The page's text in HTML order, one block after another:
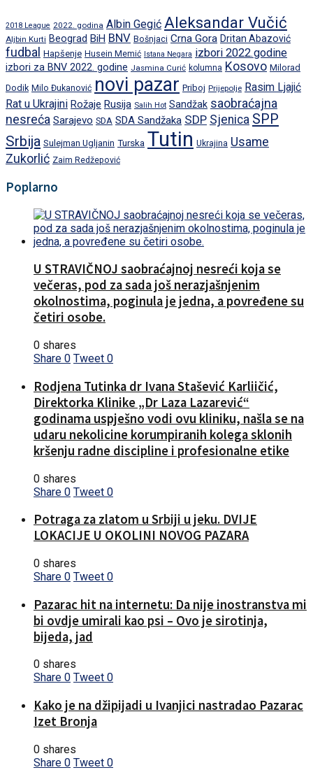
2018 League 2022. godina Albin Gegić Aleksandar Vučić
Aljbin Kurti Beograd BiH BNV Bošnjaci Crna Gora Dritan Abazović
fudbal Hapšenje Husein Memić Istana Negara izbori 2022.godine
izbori za BNV 2022. godine Jasmina Curić kolumna Kosovo Milorad
Dodik Milo Đukanović novi pazar Priboj Prijepolje Rasim Ljajić
Rat u Ukrajini Rožaje Rusija Salih Hot Sandžak saobraćajna
nesreća Sarajevo SDA SDA Sandžaka SDP Sjenica SPP
Srbija Sulejman Ugljanin Turska Tutin Ukrajina Usame
Zukorlić Zaim Redžepović
Poplarno
U STRAVIČNOJ saobraćajnoj nesreći koja se
večeras, pod za sada još nerazjašnjenim
okolnostima, poginula je jedna, a povređene su
četiri osobe.
0 shares
Share 0 Tweet 0
Rodjena Tutinka dr Ivana Stašević Karliičić,
Direktorka Klinike „Dr Laza Lazarević“
godinama uspješno vodi ovu kliniku, našla se na
udaru nekolicine korumpiranih kolega sklonih
kršenju radne discipline i profesionalne etike
0 shares
Share 0 Tweet 0
Potraga za zlatom u Srbiji u jeku. DVIJE
LOKACIJE U OKOLINI NOVOG PAZARA
0 shares
Share 0 Tweet 0
Pazarac hit na internetu: Da nije inostranstva mi
bi ovdje umirali kao psi – Ovo je sirotinja,
bijeda, jad
0 shares
Share 0 Tweet 0
Kako je na džipijadi u Ivanjici nastradao Pazarac
Izet Bronja
0 shares
Share 0 Tweet 0